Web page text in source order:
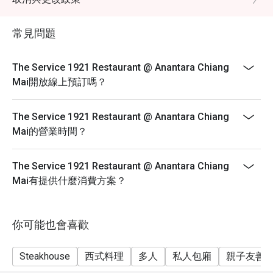
常見問題
The Service 1921 Restaurant @ Anantara Chiang
Mai開放線上預訂嗎？
The Service 1921 Restaurant @ Anantara Chiang
Mai的營業時間？
The Service 1921 Restaurant @ Anantara Chiang
Mai有提供什麼消費方案？
你可能也會喜歡
Steakhouse 西式料理 多人 私人包廂 親子友善